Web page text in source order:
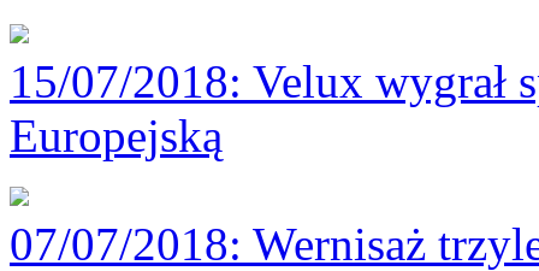
15/07/2018: Velux wygrał
Europejską
07/07/2018: Wernisaż